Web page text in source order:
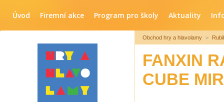
Úvod Firemní akce Program pro školy Aktuality
Obchod hry a hlavolamy >
FANXIN
CUBE